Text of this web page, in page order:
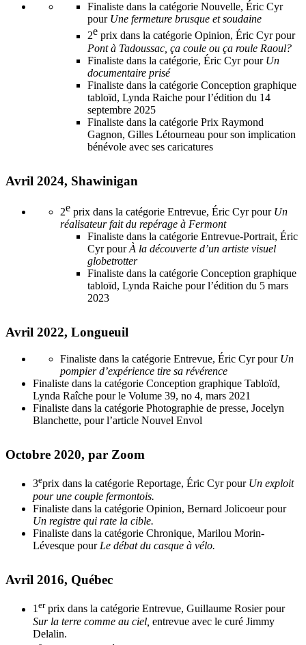
Finaliste dans la catégorie Nouvelle, Éric Cyr
pour Une fermeture brusque et soudaine
2e prix dans la catégorie Opinion, Éric Cyr pour
Pont à Tadoussac, ça coule ou ça roule Raoul?
Finaliste dans la catégorie, Éric Cyr pour Un
documentaire prisé
Finaliste dans la catégorie Conception graphique
tabloïd, Lynda Raiche pour l’édition du 14
septembre 2025
Finaliste dans la catégorie Prix Raymond
Gagnon, Gilles Létourneau pour son implication
bénévole avec ses caricatures
Avril 2024, Shawinigan
2e prix dans la catégorie Entrevue, Éric Cyr pour Un
réalisateur fait du repérage à Fermont
Finaliste dans la catégorie Entrevue-Portrait, Éric
Cyr pourÀ la découverte d’un artiste visuel
globetrotter
Finaliste dans la catégorie Conception graphique
tabloïd, Lynda Raiche pour l’édition du 5 mars
2023
Avril 2022, Longueuil
Finaliste dans la catégorie Entrevue, Éric Cyr pour Un
pompier d’expérience tire sa révérence
Finaliste dans la catégorie Conception graphique Tabloïd,
Lynda Raîche pour le Volume 39, no 4, mars 2021
Finaliste dans la catégorie Photographie de presse, Jocelyn
Blanchette, pour l’article Nouvel Envol
Octobre 2020, par Zoom
3eprix dans la catégorie Reportage, Éric Cyr pour Un exploit
pour une couple fermontois.
Finaliste dans la catégorie Opinion, Bernard Jolicoeur pour
Un registre qui rate la cible.
Finaliste dans la catégorie Chronique, Marilou Morin-
Lévesque pour Le débat du casque à vélo.
Avril 2016, Québec
1erprix dans la catégorie Entrevue, Guillaume Rosier pour
Sur la terre comme au ciel, entrevue avec le curé Jimmy
Delalin.